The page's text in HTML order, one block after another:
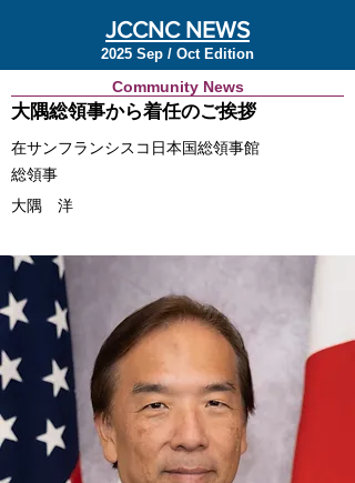
JCCNC NEWS
2025 Sep / Oct Edition
Community News
大隅総領事から着任のご挨拶
在サンフランシスコ日本国総領事館
総領事
大隅 洋